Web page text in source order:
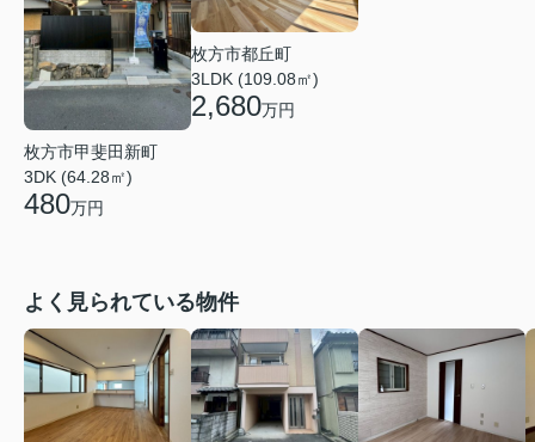
枚方市甲斐田新町
3DK (64.28㎡)
480万円
枚方市都丘町
3LDK (109.08㎡)
2,680万円
よく見られている物件